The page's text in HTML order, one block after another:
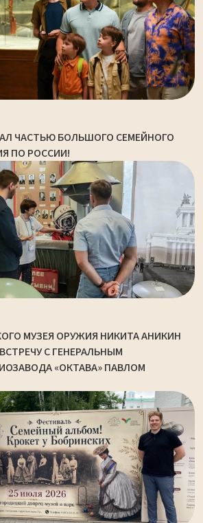
ЧАСТЬЮ БОЛЬШОГО СЕМЕЙНОГО
ПО РОССИИ!
МУЗЕЯ ОРУЖИЯ НИКИТА АНИКИН
С ГЕНЕРАЛЬНЫМ
«ОКТАВА» ПАВЛОМ